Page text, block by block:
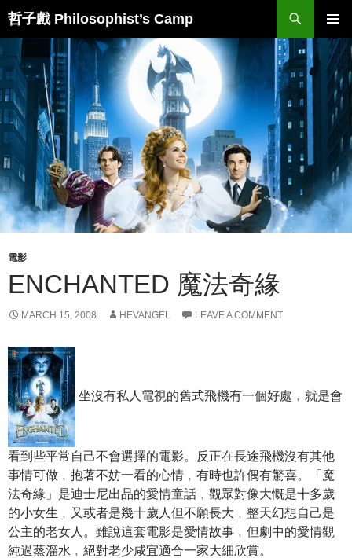
Skip
content
哲子戲 Philosophist’s Camp
Search
MENU
電影
ENCHANTED 魔法奇緣
MARCH 15, 2008 HEVANGEL LEAVE A COMMENT
坐沒有私人電視的舊式飛機有一個好處﹐就是會
看到些平常自己不會選擇的電影。反正在長途飛機沒有其他
事情可做﹐抱著不妨一看的心情﹐有時也許偶有驚喜。「魔
法奇緣」是迪士尼出品的愛情童話﹐觀眾對像大慨是十多歲
的小女生﹐又或者是幾十歲人但不願長大﹐整天幻想自己是
公主的老女人。雖說這套電影是愛情故事﹐但劇中的愛情觀
純過蒸溜水﹐絕對老少咸宜適合一家大細欣賞。